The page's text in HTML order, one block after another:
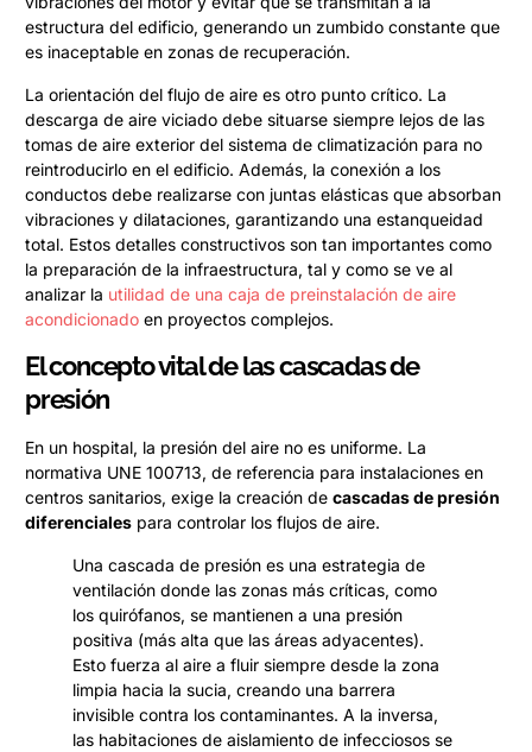
estructura del edificio, generando un zumbido constante que
es inaceptable en zonas de recuperación.
La orientación del flujo de aire es otro punto crítico. La
descarga de aire viciado debe situarse siempre lejos de las
tomas de aire exterior del sistema de climatización para no
reintroducirlo en el edificio. Además, la conexión a los
conductos debe realizarse con juntas elásticas que absorban
vibraciones y dilataciones, garantizando una estanqueidad
total. Estos detalles constructivos son tan importantes como
la preparación de la infraestructura, tal y como se ve al
analizar la utilidad de una caja de preinstalación de aire
acondicionado en proyectos complejos.
El concepto vital de las cascadas de
presión
En un hospital, la presión del aire no es uniforme. La
normativa UNE 100713, de referencia para instalaciones en
centros sanitarios, exige la creación de cascadas de presión
diferenciales para controlar los flujos de aire.
Una cascada de presión es una estrategia de
ventilación donde las zonas más críticas, como
los quirófanos, se mantienen a una presión
positiva (más alta que las áreas adyacentes).
Esto fuerza al aire a fluir siempre desde la zona
limpia hacia la sucia, creando una barrera
invisible contra los contaminantes. A la inversa,
las habitaciones de aislamiento de infecciosos se